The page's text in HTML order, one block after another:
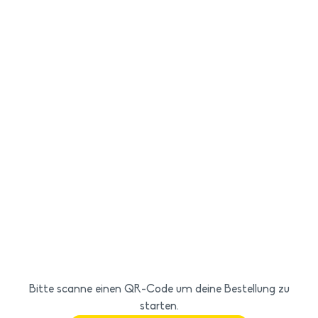
Bitte scanne einen QR-Code um deine Bestellung zu
starten.